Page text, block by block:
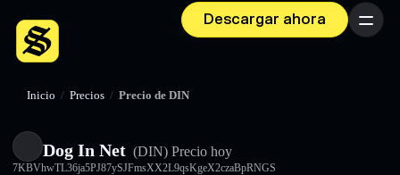
Descargar ahora Menú
Inicio / Precios / Precio de DIN
Dog In Net (DIN) Precio hoy
7KBVhwTL36ja5PJ87ySJFmsXX2L9qsKgeX2czaBpRNGS